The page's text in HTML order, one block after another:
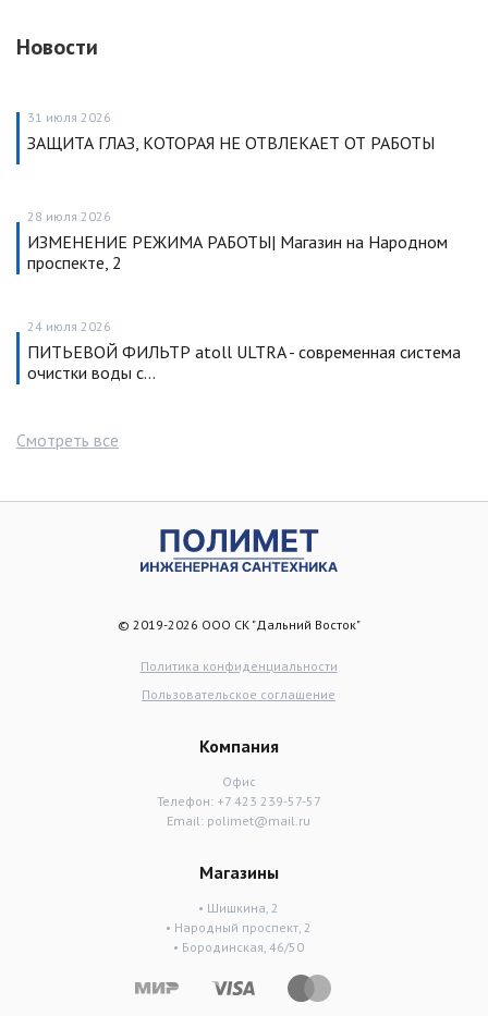
Новости
31 июля 2026
ЗАЩИТА ГЛАЗ, КОТОРАЯ НЕ ОТВЛЕКАЕТ ОТ РАБОТЫ
28 июля 2026
ИЗМЕНЕНИЕ РЕЖИМА РАБОТЫ| Магазин на Народном
проспекте, 2
24 июля 2026
ПИТЬЕВОЙ ФИЛЬТР atoll ULTRA - современная система
очистки воды с…
Смотреть все
© 2019-2026 ООО СК "Дальний Восток"
Политика конфиденциальности
Пользовательское соглашение
Компания
Офис
Телефон: +7 423 239-57-57
Email: polimet@mail.ru
Магазины
• Шишкина, 2
• Народный проспект, 2
• Бородинская, 46/50